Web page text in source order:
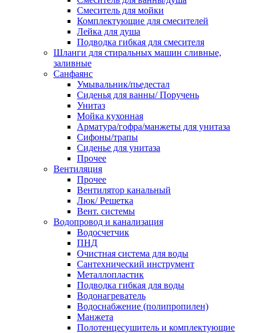
Смеситель для мойки
Комплектующие для смесителей
Лейка для душа
Подводка гибкая для смесителя
Шланги для стиральных машин сливные,
заливные
Санфаянс
Умывальник/пьедестал
Сиденья для ванны/ Поручень
Унитаз
Мойка кухонная
Арматура/гофра/манжеты для унитаза
Сифоны/трапы
Сиденье для унитаза
Прочее
Вентиляция
Прочее
Вентилятор канальный
Люк/ Решетка
Вент. системы
Водопровод и канализация
Водосчетчик
ПНД
Очистная система для воды
Сантехнический инструмент
Металлопластик
Подводка гибкая для воды
Водонагреватель
Водоснабжение (полипропилен)
Манжета
Полотенцесушитель и комплектующие